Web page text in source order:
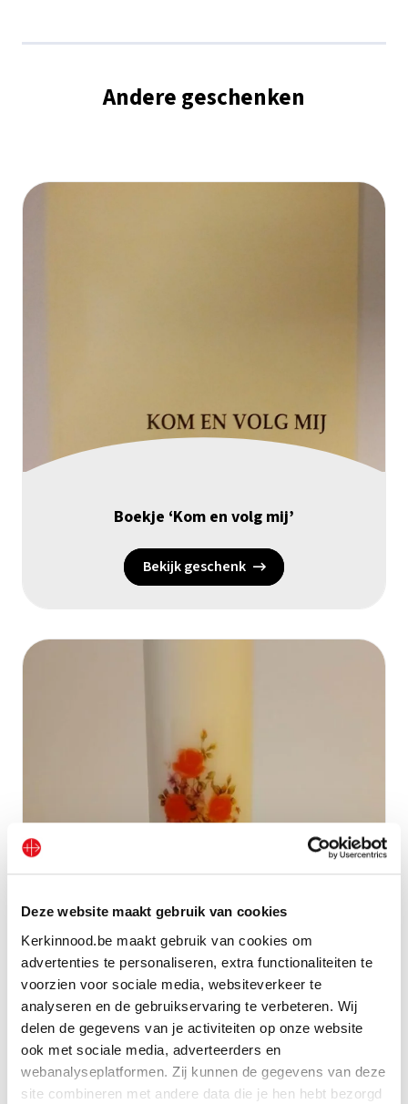
Deze website maakt gebruik van cookies
Kerkinnood.be maakt gebruik van cookies om
advertenties te personaliseren, extra functionaliteiten te
voorzien voor sociale media, websiteverkeer te
analyseren en de gebruikservaring te verbeteren. Wij
delen de gegevens van je activiteiten op onze website
ook met sociale media, adverteerders en
webanalyseplatformen. Zij kunnen de gegevens van deze
site combineren met andere data die je hen hebt bezorgd
Andere geschenken
Boekje ‘Kom en volg mij’
Bekijk geschenk
Kaars ‘Hartelijk gefeliciteerd’
Bekijk geschenk